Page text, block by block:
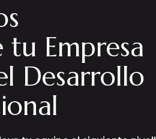
tu Empresa
Desarrollo